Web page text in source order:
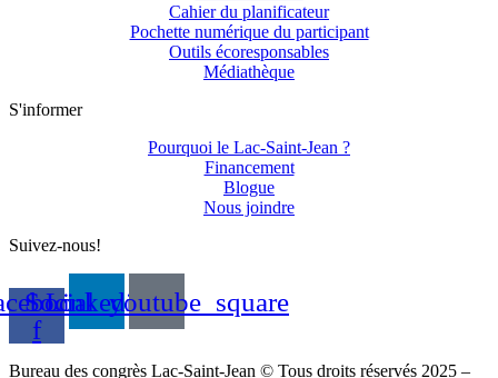
Cahier du planificateur
Pochette numérique du participant
Outils écoresponsables
Médiathèque
S'informer
Pourquoi le Lac-Saint-Jean ?
Financement
Blogue
Nous joindre
Suivez-nous!
f
Linkedin
Social_youtube_square
Bureau des congrès Lac-Saint-Jean © Tous droits réservés 2025 –